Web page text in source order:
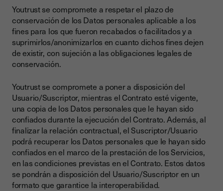
Youtrust se compromete a respetar el plazo de
conservación de los Datos personales aplicable a los
fines para los que fueron recabados o facilitados y a
suprimirlos/anonimizarlos en cuanto dichos fines dejen
de existir, con sujeción a las obligaciones legales de
conservación.
Youtrust se compromete a poner a disposición del
Usuario/Suscriptor, mientras el Contrato esté vigente,
una copia de los Datos personales que le hayan sido
confiados durante la ejecución del Contrato. Además, al
finalizar la relación contractual, el Suscriptor/Usuario
podrá recuperar los Datos personales que le hayan sido
confiados en el marco de la prestación de los Servicios,
en las condiciones previstas en el Contrato. Estos datos
se pondrán a disposición del Usuario/Suscriptor en un
formato que garantice la interoperabilidad.